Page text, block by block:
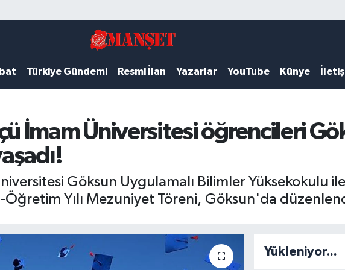
Türkiye Gündemi Resmi İlan Yazarlar YouTube Künye
İmam Üniversitesi öğrencileri
Göksun Uygulamalı Bilimler Yüksekokulu
Yılı Mezuniyet Töreni, Göksun'da
Yükleniyor...